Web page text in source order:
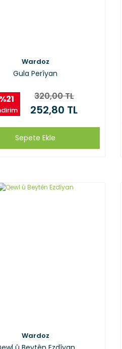
Wardoz
Gula Perîyan
%21 320,00 TL
252,80 TL
Sepete Ekle
Wardoz